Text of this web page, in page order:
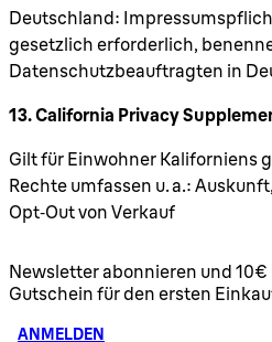
Deutschland:
gesetzlich erforderlich,
Datenschutzbeauftragten in
13. California Privacy
Gilt für Einwohner Kaliforniens
Rechte umfassen u. a.:
Opt‑Out von Verkauf
Newsletter abonnieren und 10€
Gutschein für den ersten
ANMELDEN